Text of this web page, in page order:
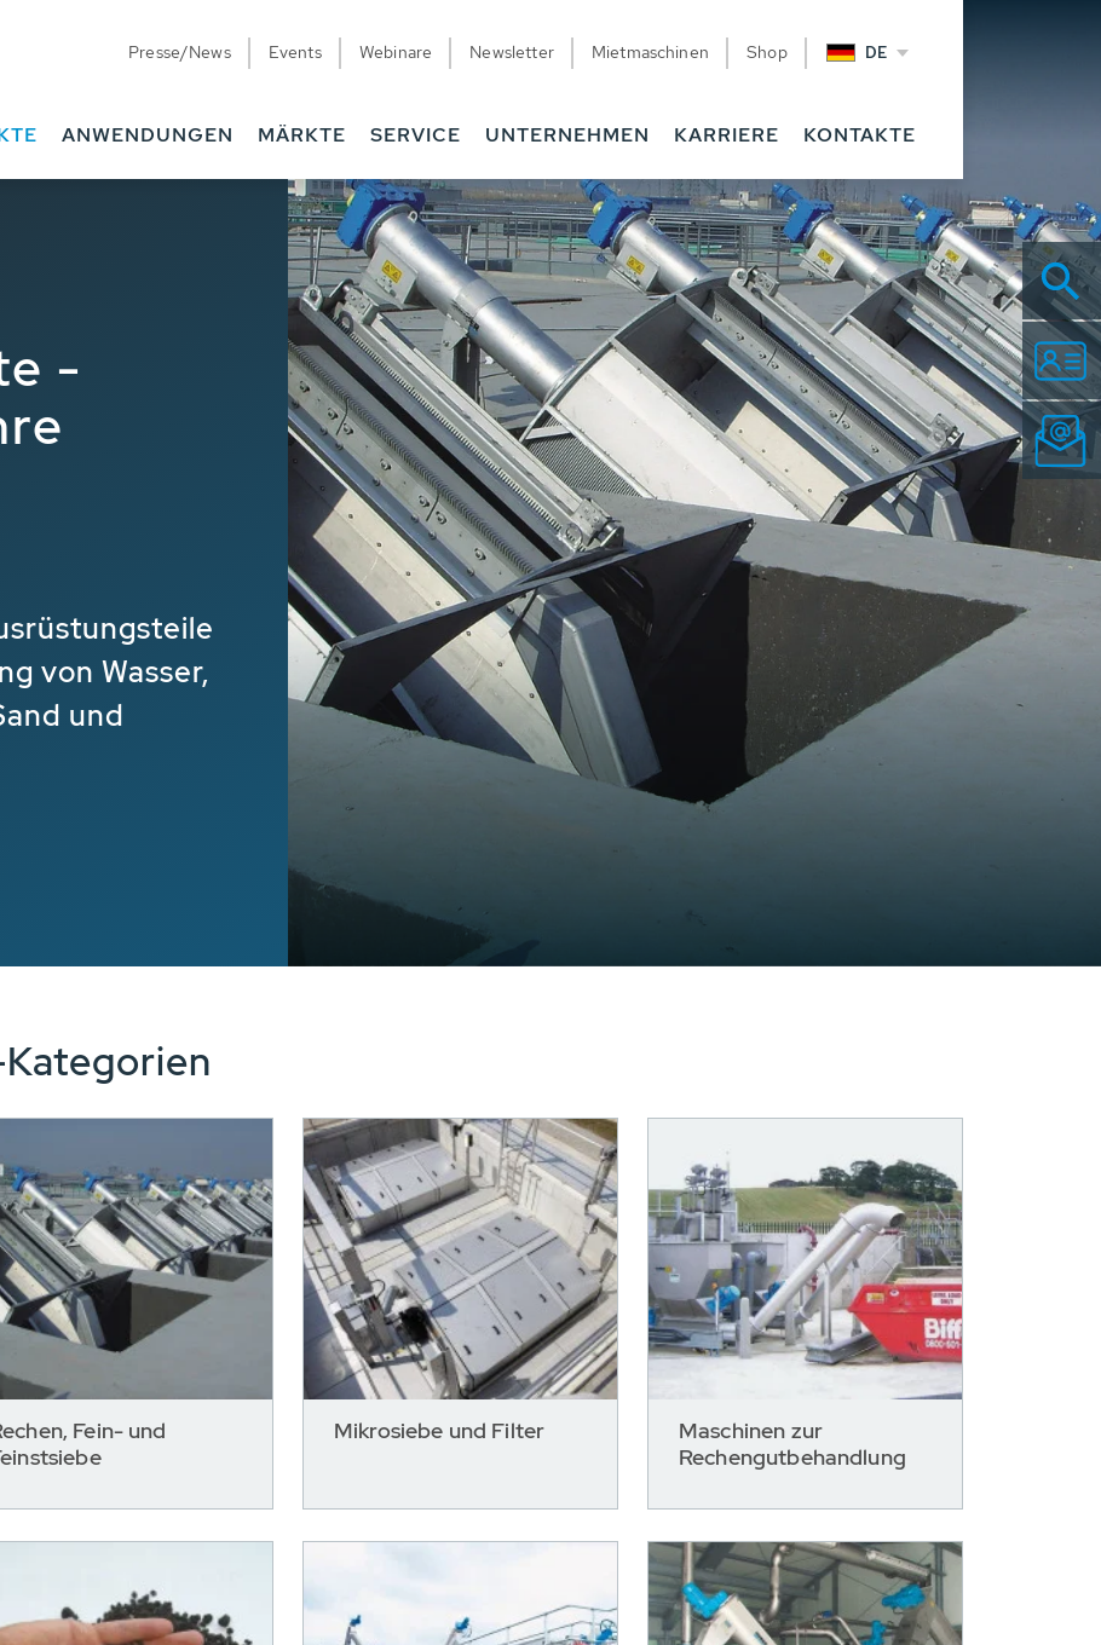
Presse/News Events Webinare Newsletter Mietmaschinen Shop DE
ANWENDUNGEN MÄRKTE SERVICE UNTERNEHMEN KARRIERE KONTAKTE
-
von Wasser,
und
Fein- und
Mikrosiebe und Filter
Maschinen zur
Rechengutbehandlung